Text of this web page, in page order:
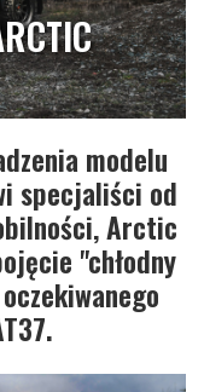
modelu
specjaliści od
Arctic
"chłodny